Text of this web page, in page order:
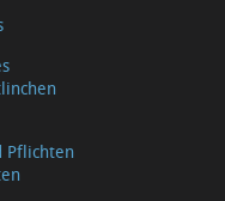
Pflichten